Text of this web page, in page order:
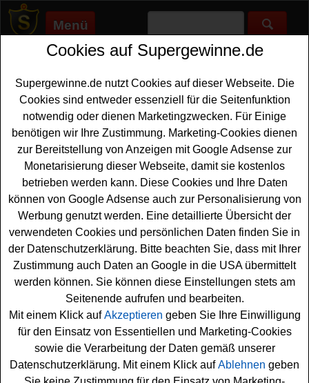
Menü
Supergewinne.de>Gewinnspiele>Technik Gewinnspiele>
Anzeige:
Anzeige:
Eltern.de Gewinnspiel - Philips
Airfryer gewinnen
Wer gern eine tolle Heißluft-Fritteuse gewinnen
möchte,sollte bei diesem kostenlosen Eltern.de
Gewinnspiel mitmachen. Eltern.de und North Carolina
SweetPotatoes verlosen ein tolles Gewinnspaket mit
einemPhilips AirfryerXXL sowie einer 6kg Kiste
Süßkartoffeln aus North Carolina. Falls Sie das tolle Set
mit dem Philips Airfryer gewinnen möchten, sollten Sie
gleich an der Verlosung teilnehmen und sich Ihre
Gewinnchance sichern. Dafür müssen Sie bei Eltern.de
angemeldet sein. Machen Sie mit und versuchen Sie Ihr
Glück!
Cookies auf Supergewinne.de
Supergewinne.de nutzt Cookies auf dieser Webseite. Die
Cookies sind entweder essenziell für die Seitenfunktion
notwendig oder dienen Marketingzwecken. Für Einige
benötigen wir Ihre Zustimmung. Marketing-Cookies dienen
zur Bereitstellung von Anzeigen mit Google Adsense zur
Monetarisierung dieser Webseite, damit sie kostenlos
betrieben werden kann. Diese Cookies und Ihre Daten
können von Google Adsense auch zur Personalisierung von
Werbung genutzt werden. Eine detaillierte Übersicht der
verwendeten Cookies und persönlichen Daten finden Sie in
der Datenschutzerklärung. Bitte beachten Sie, dass mit Ihrer
Zustimmung auch Daten an Google in die USA übermittelt
werden können. Sie können diese Einstellungen stets am
Seitenende aufrufen und bearbeiten.
Mit einem Klick aufAkzeptieren geben Sie Ihre Einwilligung
für den Einsatz von Essentiellen und Marketing-Cookies
sowie die Verarbeitung der Daten gemäß unserer
Datenschutzerklärung. Mit einem Klick aufAblehnen geben